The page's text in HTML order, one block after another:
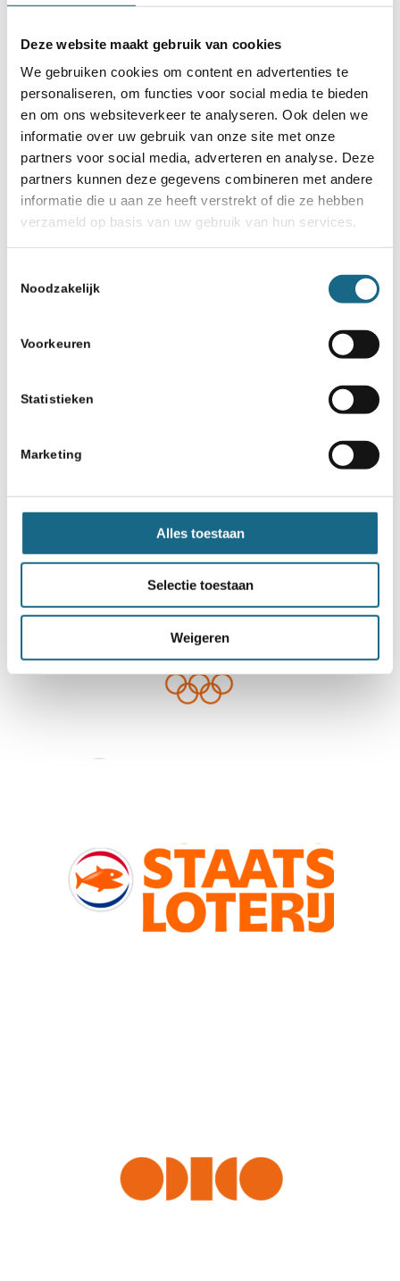
Deze website maakt gebruik van cookies
We gebruiken cookies om content en advertenties te
personaliseren, om functies voor social media te bieden
en om ons websiteverkeer te analyseren. Ook delen we
informatie over uw gebruik van onze site met onze
partners voor social media, adverteren en analyse. Deze
partners kunnen deze gegevens combineren met andere
informatie die u aan ze heeft verstrekt of die ze hebben
verzameld op basis van uw gebruik van hun services.
Noodzakelijk
Voorkeuren
Statistieken
Marketing
Alles toestaan
Selectie toestaan
Weigeren
Voorafgaand aan het NJSK in
Assen is er een dam- en
schaaksimultaan (27 april)